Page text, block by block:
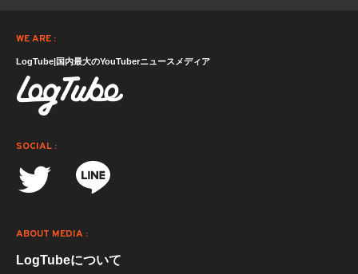
WE ARE :
LogTube|国内最大のYouTuberニュースメディア
SOCIAL :
ABOUT MEDIA :
LogTubeについて